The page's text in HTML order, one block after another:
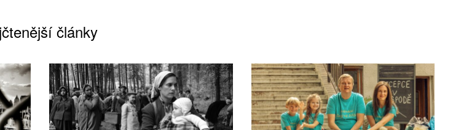
články